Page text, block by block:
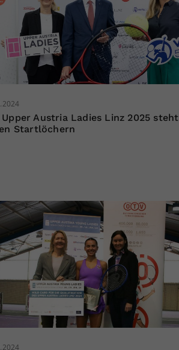
Upper Austria Ladies Linz 2025 steht
Startlöchern